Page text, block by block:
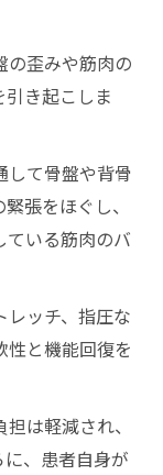
の歪みや筋肉の
き起こしま
て骨盤や背骨
張をほぐし、
いる筋肉のバ
レッチ、指圧な
性と機能回復を
は軽減され、
、患者自身が